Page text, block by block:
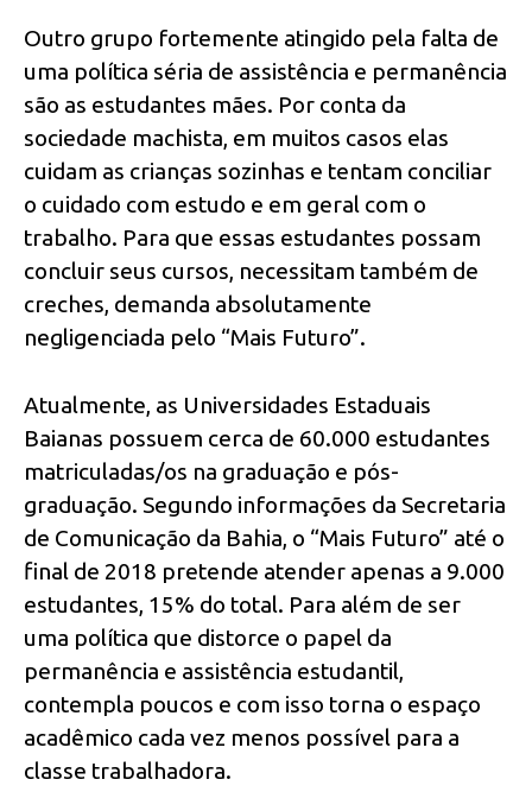
Outro grupo fortemente atingido pela falta de
uma política séria de assistência e permanência
são as estudantes mães. Por conta da
sociedade machista, em muitos casos elas
cuidam as crianças sozinhas e tentam conciliar
o cuidado com estudo e em geral com o
trabalho. Para que essas estudantes possam
concluir seus cursos, necessitam também de
creches, demanda absolutamente
negligenciada pelo “Mais Futuro”.
Atualmente, as Universidades Estaduais
Baianas possuem cerca de 60.000 estudantes
matriculadas/os na graduação e pós-
graduação. Segundo informações da Secretaria
de Comunicação da Bahia, o “Mais Futuro” até o
final de 2018 pretende atender apenas a 9.000
estudantes, 15% do total. Para além de ser
uma política que distorce o papel da
permanência e assistência estudantil,
contempla poucos e com isso torna o espaço
acadêmico cada vez menos possível para a
classe trabalhadora.